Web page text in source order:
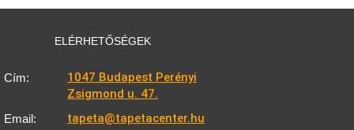
ELÉRHETŐSÉGEK
Cím:
1047 Budapest Perényi
Zsigmond u. 47.
Email: tapeta@tapetacenter.hu